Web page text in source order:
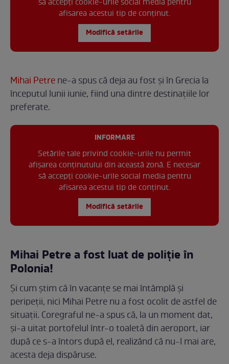
să accepți cookie-urile social media pentru
afisarea acestui tip de conținut.
Modifică setările
Mihai Petrene-a spus că deja au fost și în Grecia la
începutul lunii iunie, fiind una dintre destinațiile lor
preferate.
INFORMARE
Setările tale privind cookie-urile nu permit
afișarea conținutului din această zonă. E necesar
să accepți cookie-urile social media pentru
afisarea acestui tip de conținut.
Modifică setările
Mihai Petre a fost luat de poliție în
Polonia!
Și cum știm că în vacanțe se mai întâmplă și
peripeții, nici Mihai Petre nu a fost ocolit de astfel de
situații. Coregraful ne-a spus că, la un moment dat,
și-a uitat portofelul într-o toaletă din aeroport, iar
după ce s-a întors după el, realizând că nu-l mai are,
acesta deja dispăruse.